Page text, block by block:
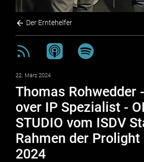
Der Erntehelfer
22. März 2024
Thomas Rohwedder
over IP Spezialist -
STUDIO vom ISDV
Rahmen der Prolight
2024